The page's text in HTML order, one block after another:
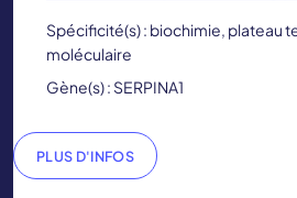
Spécificité(s) : biochimie, plateau
moléculaire
Gène(s) : SERPINA1
PLUS D'INFOS